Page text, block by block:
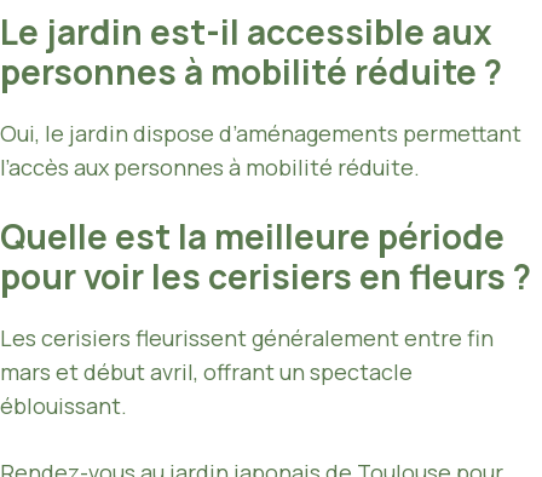
Le jardin est-il accessible aux
personnes à mobilité réduite ?
Oui, le jardin dispose d’aménagements permettant
l’accès aux personnes à mobilité réduite.
Quelle est la meilleure période
pour voir les cerisiers en fleurs ?
Les cerisiers fleurissent généralement entre fin
mars et début avril, offrant un spectacle
éblouissant.